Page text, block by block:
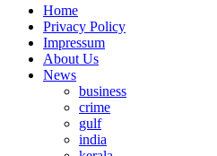
Home
Privacy Policy
Impressum
About Us
News
business
crime
gulf
india